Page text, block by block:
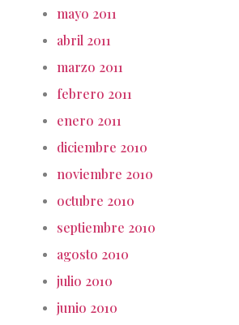
mayo 2011
abril 2011
marzo 2011
febrero 2011
enero 2011
diciembre 2010
noviembre 2010
octubre 2010
septiembre 2010
agosto 2010
julio 2010
junio 2010